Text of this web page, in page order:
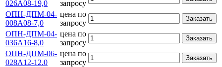
026А08-19,0
запросу
ОПН-ДПМ-04-
008А08-7,0
цена по
запросу
Заказать
ОПН-ДПМ-04-
036А16-8,0
цена по
запросу
Заказать
ОПН-ДПМ-06-
028А12-12.0
цена по
запросу
Заказать